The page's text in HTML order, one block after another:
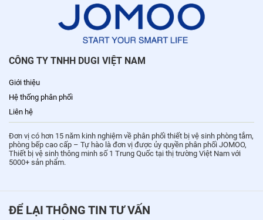
CÔNG TY TNHH DUGI VIỆT NAM
Giới thiệu
Hệ thống phân phối
Liên hệ
Đơn vị có hơn 15 năm kinh nghiệm về phân phối thiết bị vệ sinh phòng tắm,
phòng bếp cao cấp – Tự hào là đơn vị được ủy quyền phân phối JOMOO,
Thiết bị vệ sinh thông minh số 1 Trung Quốc tại thị trường Việt Nam với
5000+ sản phẩm.
ĐỂ LẠI THÔNG TIN TƯ VẤN